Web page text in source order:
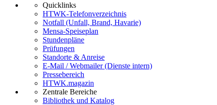
Quicklinks
HTWK-Telefonverzeichnis
Notfall (Unfall, Brand, Havarie)
Mensa-Speiseplan
Stundenpläne
Prüfungen
Standorte & Anreise
E-Mail / Webmailer (Dienste intern)
Pressebereich
HTWK.magazin
Zentrale Bereiche
Bibliothek und Katalog